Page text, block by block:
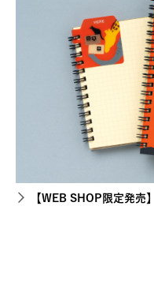
【WEB SHOP限定発売